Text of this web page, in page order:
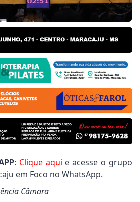
de terrenos do Polo
Joãozinho Rocha
de Mato Grosso do Sul é
: Clique aqui e acesse o grupo
em Foco no WhatsApp.
Câmara